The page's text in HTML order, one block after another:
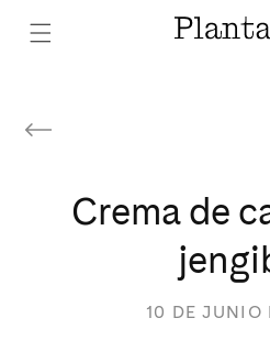
directamente
al contenido
Crema de
10 DE JUNIO